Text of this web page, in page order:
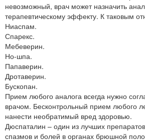
невозможный, врач может назначить
терапевтическому эффекту. К таковым
Ниаспам.
Спарекс.
Мебеверин.
Но-шпа.
Папаверин.
Дротаверин.
Бускопан.
Прием любого аналога всегда нужно
врачом. Бесконтрольный прием любого
нанести необратимый вред здоровью.
Дюспаталин – один из лучших
спазмов и болей в органах брюшной